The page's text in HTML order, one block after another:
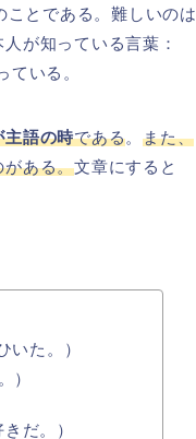
ことである。難しいのは
が知っている言葉：
ている。
主語の時である。また、
がある。文章にすると
いた。）
）
だ。）